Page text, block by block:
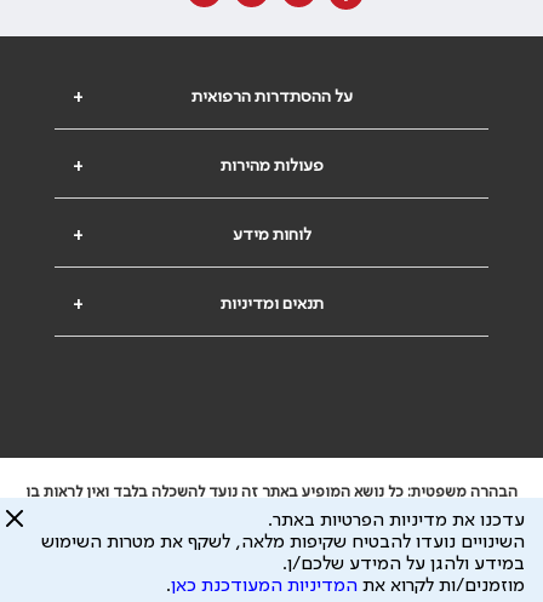
+ על ההסתדרות הרפואית
+ פעולות מהירות
+ לוחות מידע
+ תנאים ומדיניות
הבהרה משפטית: כל נושא המופיע באתר זה נועד להשכלה בלבד ואין לראות בו
ייעוץ רפואי או משפטי. אין הר"י אחראית לתוכן המתפרסם באתר זה ולכל נזק
שעלול להיגרם.
ידוע לי שהר"י אוספת ושומרת מידע אישי לצורך מתן השרות וכי חלק ממנו עשוי
להיות מועבר לצדדים שלישיים, הכל בכפוף למדיניות הפרטיות
עדכנו את מדיניות הפרטיות באתר.
השינויים נועדו להבטיח שקיפות מלאה, לשקף את מטרות השימוש
במידע ולהגן על המידע שלכם/ן.
מוזמנים/ות לקרוא את המדיניות המעודכנת כאן.